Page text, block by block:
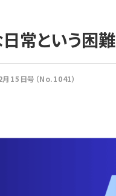
常という困難
月15日号（No.1041）